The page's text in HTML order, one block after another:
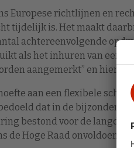
Europese richtlijnen en
tijdelijk is. Het maakt
achtereenvolgende
als het inhuren van een
aangemerkt” en hier
aan een flexibele schil
dat in de bijzondere
bestond voor de
de Hoge Raad onvoldoende